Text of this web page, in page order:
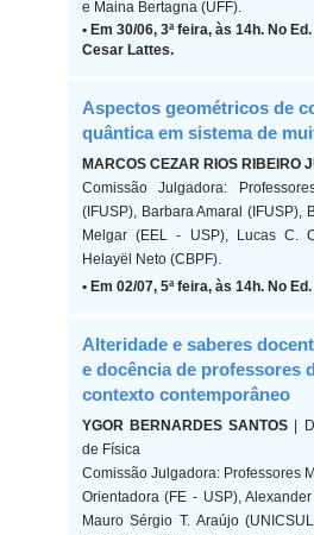
e Maina Bertagna (UFF).
• Em 30/06, 3ª feira, às 14h. No
Cesar Lattes.
Aspectos geométricos de
quântica em sistema de
MARCOS CEZAR RIOS RIBEIRO
Comissão Julgadora:
(IFUSP), Barbara Amaral (IFUSP),
Melgar (EEL - USP), Lucas C.
Helayël Neto (CBPF).
• Em 02/07, 5ª feira, às 14h. No
Alteridade e saberes
e docência de professores
contexto contemporâneo
YGOR BERNARDES SANTOS |
de Física
Comissão Julgadora: Professores
Orientadora (FE - USP),
Mauro Sérgio T. Araújo